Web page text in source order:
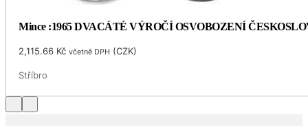
Mince :1965 DVACÁTÉ VÝROČÍ OSVOBOZENÍ
2,115.66 Kč včetně DPH (CZK)
Stříbro